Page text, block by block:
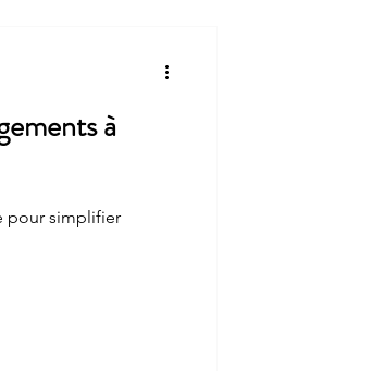
à
pour simplifier